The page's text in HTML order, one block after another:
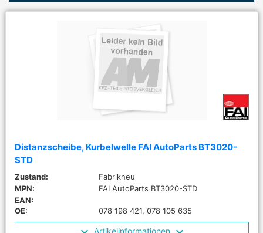
Distanzscheibe, Kurbelwelle FAI AutoParts BT3020-
STD
Zustand:
Fabrikneu
MPN:
FAI AutoParts BT3020-STD
EAN:
OE:
078 198 421, 078 105 635
Artikelinformationen